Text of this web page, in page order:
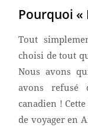
Pourquoi «
Tout
choisi de tout
Nous avons
avons refusé
canadien !
de voyager en